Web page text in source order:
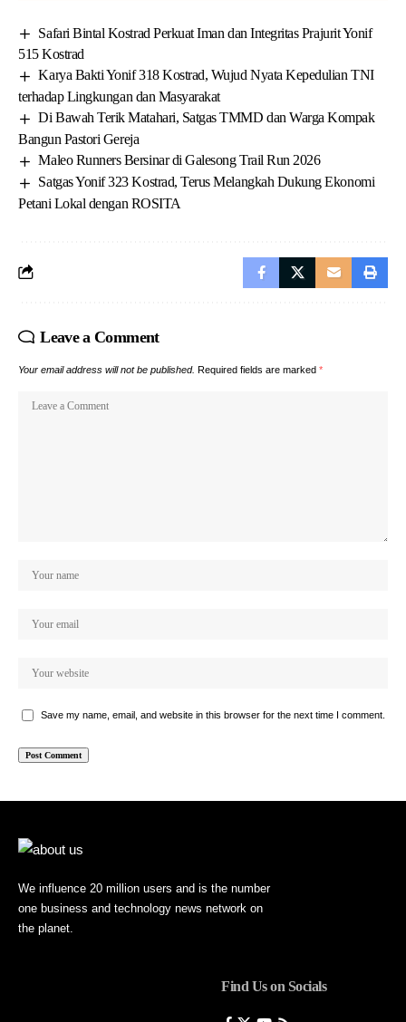
Safari Bintal Kostrad Perkuat Iman dan Integritas Prajurit Yonif
515 Kostrad
‎Karya Bakti Yonif 318 Kostrad, Wujud Nyata Kepedulian TNI
terhadap Lingkungan dan Masyarakat
Di Bawah Terik Matahari, Satgas TMMD dan Warga Kompak
Bangun Pastori Gereja
Maleo Runners Bersinar di Galesong Trail Run 2026
Satgas Yonif 323 Kostrad, Terus Melangkah Dukung Ekonomi
Petani Lokal dengan ROSITA
Leave a Comment
Your email address will not be published. Required fields are marked *
Save my name, email, and website in this browser for the next time I comment.
We influence 20 million users and is the number
one business and technology news network on
the planet.
Find Us on Socials